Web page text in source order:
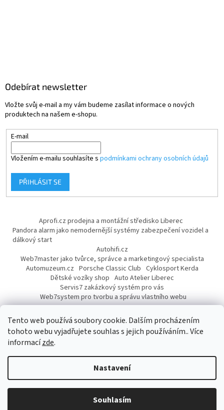
Tento web používá soubory cookie. Dalším procházením
tohoto webu vyjadřujete souhlas s jejich používáním.. Více
informacízde.
Nastavení
Souhlasím
Odebírat newsletter
Vložte svůj e-mail a my vám budeme zasílat informace o nových
produktech na našem e-shopu.
E-mail
Vložením e-mailu souhlasíte s podmínkami ochrany osobních údajů
PŘIHLÁSIT SE
Aprofi.cz prodejna a montážní středisko Liberec
Pandora alarm jako nemodernější systémy zabezpečení vozidel a
dálkový start
Autohifi.cz
Web7master jako tvůrce, správce a marketingový specialista
Automuzeum.cz Porsche Classic Club Cyklosport Kerda
Dětské vozíky shop Auto Atelier Liberec
Servis7 zakázkový systém pro vás
Web7system pro tvorbu a správu vlastního webu
Dárek
Copyright 2026AUTOPROFI CZ. Všechna práva vyhrazena.Upravit
nastavení cookies